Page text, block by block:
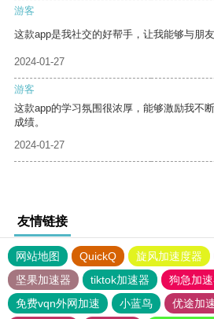
游客
这款app是我社交的好帮手，让我能够与朋
2024-01-27
游客
这款app的学习氛围很浓厚，能够激励我不
成绩。
2024-01-27
友情链接
网站地图 QuickQ 旋风加速度器
坚果加速器
tiktok加速器
狗急加
免费vqn外网加速
小蓝鸟 优途加